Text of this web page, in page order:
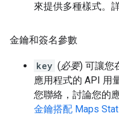
來提供多種樣式。
金鑰和簽名參數
key (必要) 可讓您
應用程式的 API 用
您聯絡，討論您的
金鑰搭配 Maps